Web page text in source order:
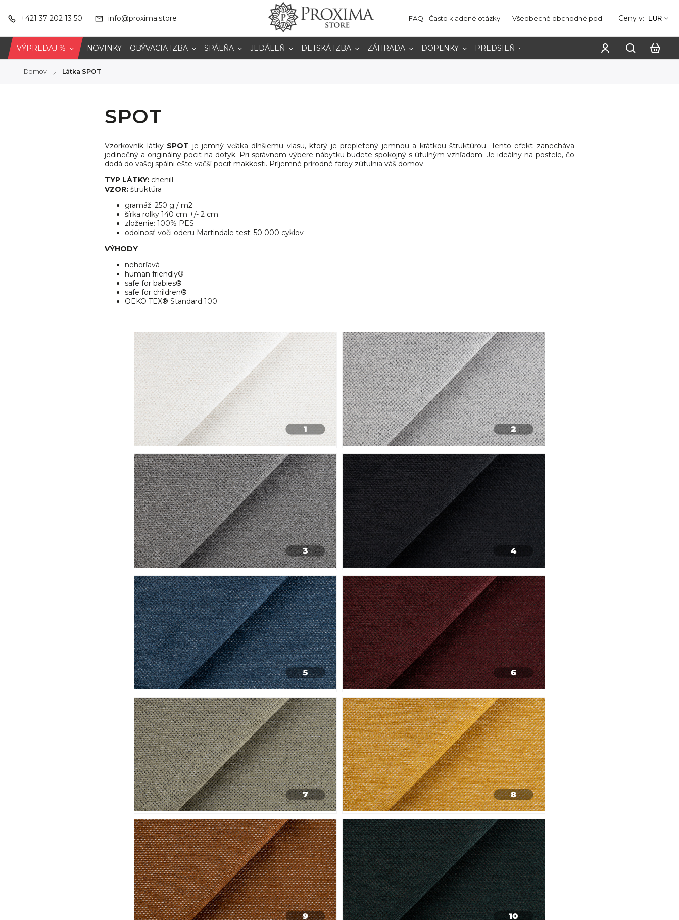
+421 37 202 13 50 info@proxima.store FAQ - Často kladené otázky Všeobecné obchodné podmienky Ochrana
Ceny v: EUR
VÝPREDAJ % NOVINKY OBÝVACIA IZBA SPÁLŇA JEDÁLEŇ DETSKÁ IZBA ZÁHRADA DOPLNKY PREDSIEŇ
Domov / Látka SPOT
SPOT
Vzorkovník látky SPOT je jemný vďaka dlhšiemu vlasu, ktorý je prepletený jemnou a krátkou štruktúrou. Tento efekt zanecháva
jedinečný a originálny pocit na dotyk. Pri správnom výbere nábytku budete spokojný s útulným vzhľadom. Je ideálny na postele, čo
dodá do vašej spálni ešte väčší pocit mäkkosti. Príjemné prírodné farby zútulnia váš domov.
TYP LÁTKY: chenill
VZOR: štruktúra
gramáž: 250 g / m2
šírka rolky 140 cm +/- 2 cm
zloženie: 100% PES
odolnosť voči oderu Martindale test: 50 000 cyklov
VÝHODY
nehorľavá
human friendly®
safe for babies®
safe for children®
OEKO TEX® Standard 100